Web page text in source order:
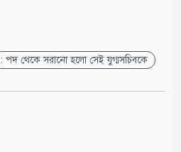
: পদ থেকে সরানো হলো সেই যুগ্মসচিবকে